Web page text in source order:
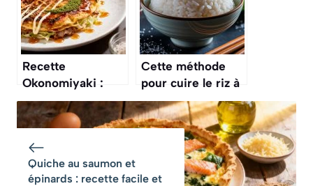
Recette
Okonomiyaki :
crêpe Japonaise
Facile et
Cette méthode
pour cuire le riz à
la japonaise, pour
des sushis parfaits
Quiche au saumon et
épinards : recette facile et